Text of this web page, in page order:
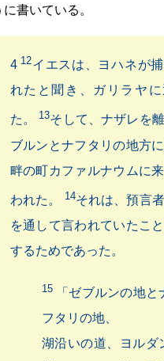
に書いている。
4 12イエスは、ヨハネが
れたと聞き、ガリラヤ
た。 13そして、ナザレを
ブルンとナフタリの地方
畔の町カファルナウムに
われた。 14それは、預言
を通して言われていたこ
するためであった。
15「ゼブルンの地と
フタリの地、
湖沿いの道、ヨルダ